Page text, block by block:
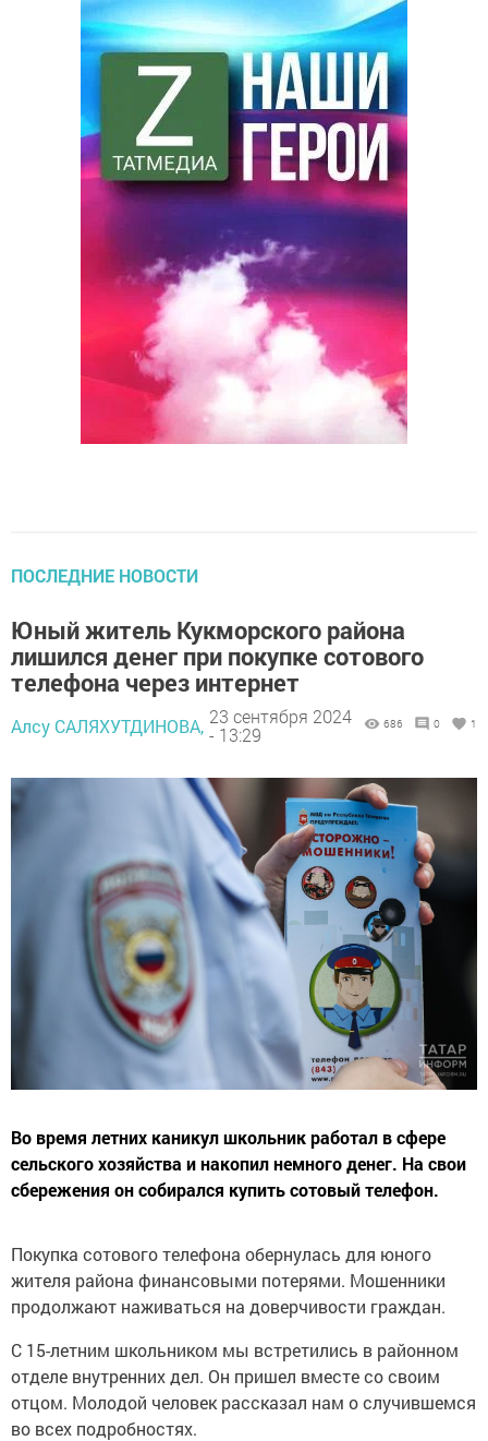
ПОСЛЕДНИЕ НОВОСТИ
Юный житель Кукморского района
лишился денег при покупке сотового
телефона через интернет
Алсу САЛЯХУТДИНОВА, 23 сентября 2024
- 13:29
686 0 1
Во время летних каникул школьник работал в сфере
сельского хозяйства и накопил немного денег. На свои
сбережения он собирался купить сотовый телефон.
Покупка сотового телефона обернулась для юного
жителя района финансовыми потерями. Мошенники
продолжают наживаться на доверчивости граждан.
С 15-летним школьником мы встретились в районном
отделе внутренних дел. Он пришел вместе со своим
отцом. Молодой человек рассказал нам о случившемся
во всех подробностях.